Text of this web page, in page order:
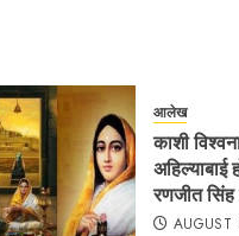
आलेख
काशी
अहिल्याबाई
रणजीत सिंह